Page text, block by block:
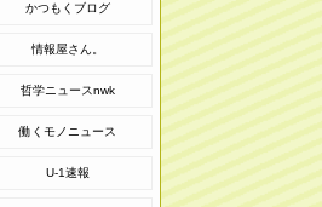
かつもくブログ
情報屋さん。
哲学ニュースnwk
働くモノニュース
U-1速報